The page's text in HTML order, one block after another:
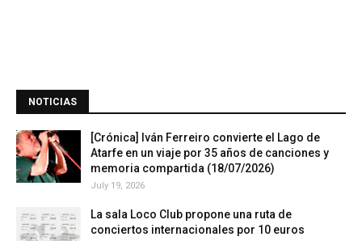
NOTICIAS
[Crónica] Iván Ferreiro convierte el Lago de
Atarfe en un viaje por 35 años de canciones y
memoria compartida (18/07/2026)
July 19, 2026
La sala Loco Club propone una ruta de
conciertos internacionales por 10 euros